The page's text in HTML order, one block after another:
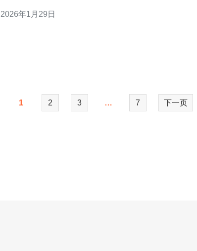
能力的评估 2. 网络带宽和性能 3. 服务商的信誉与支持 下
2026年1月29日
1 2 3 … 7 下一页